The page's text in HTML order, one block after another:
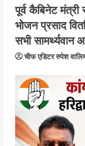
पूर्व कैबिनेट मंत्री
भोजन प्रसाद
सभी
चीफ एडिटर रुपेश